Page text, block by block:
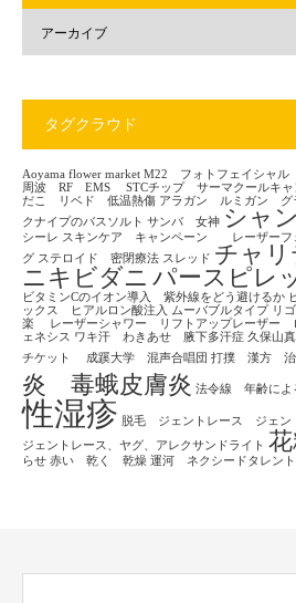
タグクラウド
Aoyama flower market M22 フォトフェイシャル
周波 RF EMS
STCチップ サーマクールキャ
だこ リベド 低温熱傷 アラガン ルミガン グ
クナイプのバスソルト サンバ 女神 シャ
シーレ スキンケア キャンペーン レーザーフ
グ ステロイド 密閉療法 スレッド チャリ
ニキビダニ パースピレ
ビタミンCのイオン導入 紫外線をどう避けるか
ックス ヒアルロン酸注入
ムーバブルタイプ リ
楽
レーザーシャワー リフトアップレーザー
ェネシス ワキ汗 わきあせ 腋下多汗症 久保山
チケット
成蹊大学 混声合唱団 打撲 漢方 治
炎 毒蛾皮膚炎 法令線 年齢によ
性湿疹 脱毛 ジェントレース ジェン
ジェントレース、ヤグ、アレクサンドライト
らせ 赤い 乾く 乾燥 運河 ネクシードタレント